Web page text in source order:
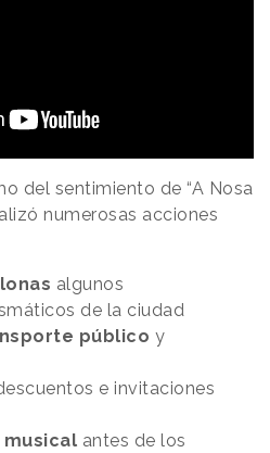
del sentimiento de “A Nosa
numerosas acciones
algunos
de la ciudad
público y
e invitaciones
musical antes de los